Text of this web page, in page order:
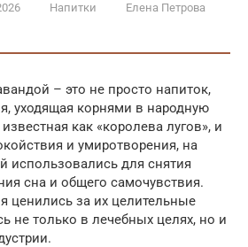
Напитки Елена Петрова
– это не просто напиток,
уходящая корнями в народную
как «королева лугов», и
и умиротворения, на
использовались для снятия
сна и общего самочувствия.
ценились за их целительные
не только в лечебных целях, но и